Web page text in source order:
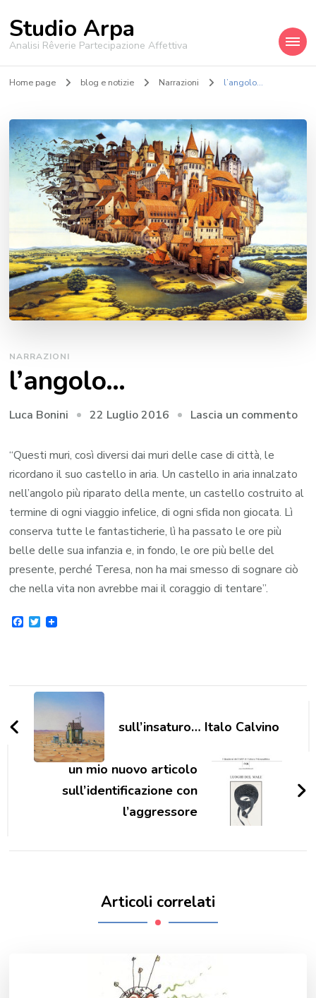
Studio Arpa
Analisi Rêverie Partecipazione Affettiva
Home page blog e notizie Narrazioni l’angolo…
NARRAZIONI
l’angolo…
Luca Bonini 22 Luglio 2016 Lascia un commentosu
“Questi muri, così diversi dai muri delle case di città, le
ricordano il suo castello in aria. Un castello in aria innalzato
nell’angolo più riparato della mente, un castello costruito al
termine di ogni viaggio infelice, di ogni sfida non giocata. Lì
conserva tutte le fantasticherie, lì ha passato le ore più
belle delle sua infanzia e, in fondo, le ore più belle del
presente, perché Teresa, non ha mai smesso di sognare ciò
che nella vita non avrebbe mai il coraggio di tentare”.
Facebook
Twitter
Navigazione
articoli
sull’insaturo… Italo Calvino
un mio nuovo articolo
sull’identificazione con
l’aggressore
Articoli correlati